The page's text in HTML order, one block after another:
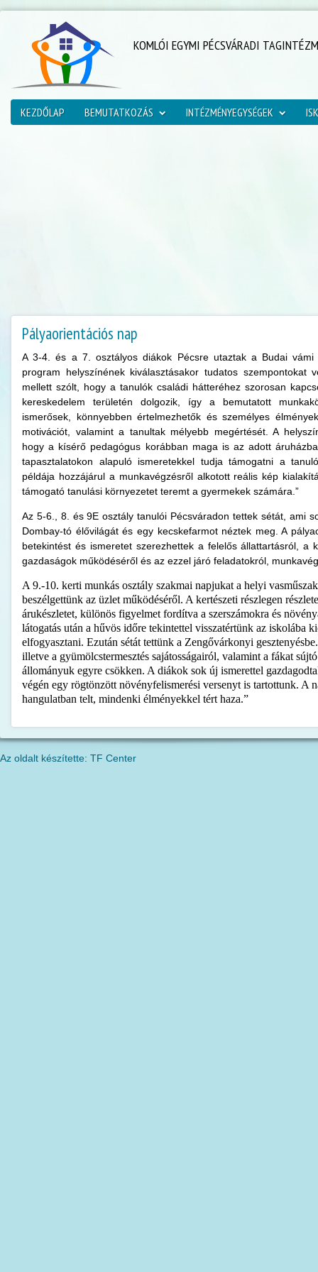
KOMLÓI EGYMI PÉCSVÁRADI
KEZDŐLAP BEMUTATKOZÁS INTÉZMÉNYEGYSÉGEK
Pályaorientációs nap
A 3-4. és a 7. osztályos diákok Pécsre utaztak a Budai vámi
program helyszínének kiválasztásakor tudatos szempontokat
mellett szólt, hogy a tanulók családi hátteréhez szorosan
kereskedelem területén dolgozik, így a bemutatott
ismerősek, könnyebben értelmezhetők és személyes
motivációt, valamint a tanultak mélyebb megértését. A
hogy a kísérő pedagógus korábban maga is az adott
tapasztalatokon alapuló ismeretekkel tudja támogatni a
példája hozzájárul a munkavégzésről alkotott reális kép
támogató tanulási környezetet teremt a gyermekek számára.”
Az 5-6., 8. és 9E osztály tanulói Pécsváradon tettek sétát, ami
Dombay-tó élővilágát és egy kecskefarmot néztek meg. A
betekintést és ismeretet szerezhettek a felelős állattartásról, a
gazdaságok működéséről és az ezzel járó feladatokról,
A 9.-10. kerti munkás osztály szakmai napjukat a helyi
beszélgettünk az üzlet működéséről. A kertészeti részlegen
árukészletet, különös figyelmet fordítva a szerszámokra és
látogatás után a hűvös időre tekintettel visszatértünk az iskolába
elfogyasztani. Ezután sétát tettünk a Zengővárkonyi
illetve a gyümölcstermesztés sajátosságairól, valamint a fákat
állományuk egyre csökken. A diákok sok új ismerettel
végén egy rögtönzött növényfelismerési versenyt is tartottunk. A
hangulatban telt, mindenki élményekkel tért haza.”
Az oldalt készítette: TF Center